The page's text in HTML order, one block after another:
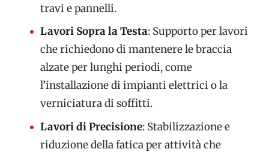
travi e pannelli.
Lavori Sopra la Testa: Supporto per lavori
che richiedono di mantenere le braccia
alzate per lunghi periodi, come
l’installazione di impianti elettrici o la
verniciatura di soffitti.
Lavori di Precisione: Stabilizzazione e
riduzione della fatica per attività che